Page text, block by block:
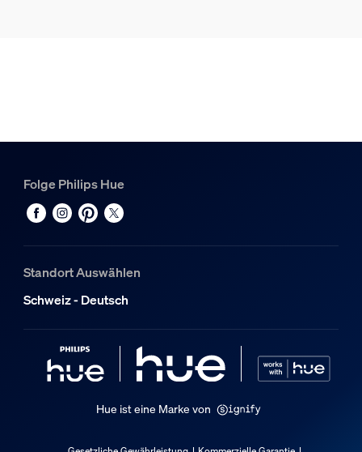
Folge Philips Hue
Standort Auswählen
Schweiz - Deutsch
Hue ist eine Marke von